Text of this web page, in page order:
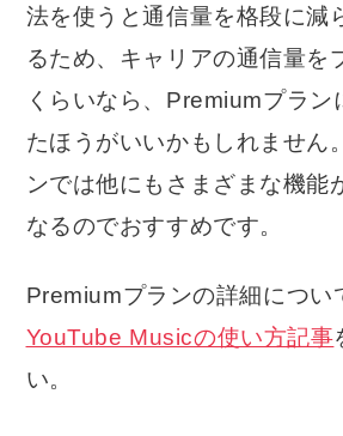
法を使うと通信量を格段に減
るため、キャリアの通信量を
くらいなら、Premiumプラン
たほうがいいかもしれません
ンでは他にもさまざまな機能
なるのでおすすめです。
Premiumプランの詳細につい
YouTube Musicの使い方記事
い。